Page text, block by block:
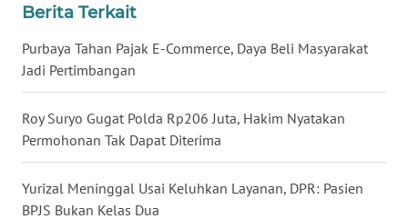
Berita Terkait
Purbaya Tahan Pajak E-Commerce, Daya Beli Masyarakat
Jadi Pertimbangan
Roy Suryo Gugat Polda Rp206 Juta, Hakim Nyatakan
Permohonan Tak Dapat Diterima
Yurizal Meninggal Usai Keluhkan Layanan, DPR: Pasien
BPJS Bukan Kelas Dua
WN
BENGKULU
LAMPUNG
JATENG